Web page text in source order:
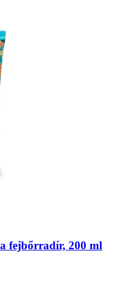
fejbőrradír, 200 ml